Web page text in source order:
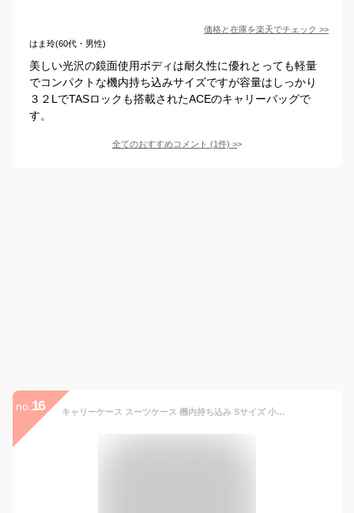
価格と在庫を楽天でチェック >>
はま玲(60代・男性)
美しい光沢の鏡面使用ボディは耐久性に優れとっても軽量
でコンパクトな機内持ち込みサイズですが容量はしっかり
３２LでTASロックも搭載されたACEのキャリーバッグで
す。
全てのおすすめコメント (1件) >
no. 16 キャリーケース スーツケース 機内持ち込み Sサイズ 小型 キャリーバッグ 軽い かわいい 修学旅行 軽量 旅行用 キャスター 可愛い おすすめ 女性 トランク 1〜2泊 横型 おしゃれ 出張 国内 短期 メンズ レディース 旅行用品 ハード スーツケース 4輪